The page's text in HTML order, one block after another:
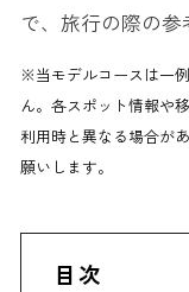
で、旅行の際の参
※当モデルコースは一
ん。各スポット情報や
利用時と異なる場合が
願いします。
目次